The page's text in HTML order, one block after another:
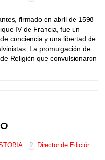
firmado en abril de 1598
IV de Francia, fue un
conciencia y una libertad de
La promulgación de
Religión que convulsionaron
Director de Edición